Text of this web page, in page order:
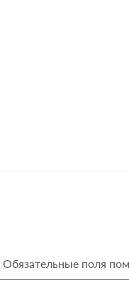
Обязательные поля